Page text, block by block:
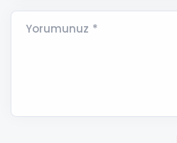
Yorumunuz *